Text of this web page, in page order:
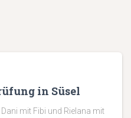
in Süsel
mit Fibi und Rielana mit